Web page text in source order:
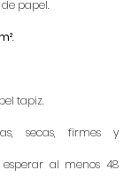
de papel.
.
tapiz.
secas, firmes y
al menos 48